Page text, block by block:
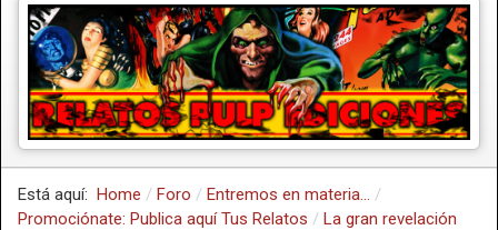
Está aquí: Home Foro
Entremos en materia...
Promociónate: Publica aquí Tus Relatos
La gran revelación